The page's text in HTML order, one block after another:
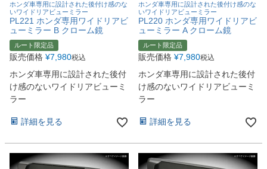
ホンダ車専用に設計された後付け感のな
いワイドリアビューミラー
PL221 ホンダ専用ワイドリアビ
ューミラー B クローム鏡
ルート限定品
販売価格 ¥7,980税込
ホンダ車専用に設計された後付
け感のないワイドリアビューミ
ラー
詳細を見る
ホンダ車専用に設計された後付け感のな
いワイドリアビューミラー
PL220 ホンダ専用ワイドリアビ
ューミラー A クローム鏡
ルート限定品
販売価格 ¥7,980税込
ホンダ車専用に設計された後付
け感のないワイドリアビューミ
ラー
詳細を見る